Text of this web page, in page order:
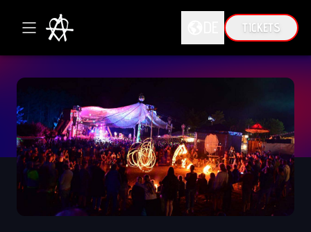
TICKETS